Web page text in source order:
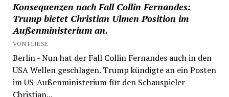
Konsequenzen nach Fall Collin Fernandes:
Trump bietet Christian Ulmen Position im
Außenministerium an.
VON FLIESE
Berlin - Nun hat der Fall Collin Fernandes auch in den
USA Wellen geschlagen. Trump kündigte an ein Posten
im US-Außenministerium für den Schauspieler
Christian...